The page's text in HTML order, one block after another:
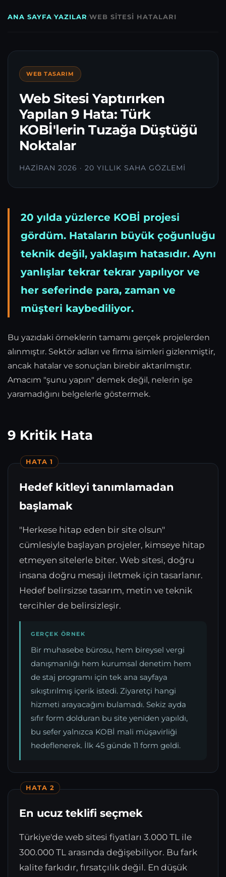
ANA SAYFA/YAZILAR/WEB SITESI HATALARI
WEB TASARIM
Web Sitesi Yaptırırken
Yapılan 9 Hata: Türk
KOBİ'lerin Tuzağa Düştüğü
Noktalar
HAZIRAN 2026 · 20 YILLIK SAHA GÖZLEMI
20 yılda yüzlerce KOBİ projesi
gördüm. Hataların büyük çoğunluğu
teknik değil, yaklaşım hatasıdır. Aynı
yanlışlar tekrar tekrar yapılıyor ve
her seferinde para, zaman ve
müşteri kaybediliyor.
Bu yazıdaki örneklerin tamamı gerçek projelerden
alınmıştır. Sektör adları ve firma isimleri gizlenmiştir,
ancak hatalar ve sonuçları birebir aktarılmıştır.
Amacım "şunu yapın" demek değil, nelerin işe
yaramadığını belgelerle göstermek.
9 Kritik Hata
HATA 1
Hedef kitleyi tanımlamadan
başlamak
"Herkese hitap eden bir site olsun"
cümlesiyle başlayan projeler, kimseye hitap
etmeyen sitelerle biter. Web sitesi, doğru
insana doğru mesajı iletmek için tasarlanır.
Hedef belirsizse tasarım, metin ve teknik
tercihler de belirsizleşir.
GERÇEK ÖRNEK
Bir muhasebe bürosu, hem bireysel vergi
danışmanlığı hem kurumsal denetim hem
de staj programı için tek ana sayfaya
sıkıştırılmış içerik istedi. Ziyaretçi hangi
hizmeti arayacağını bulamadı. Sekiz ayda
sıfır form dolduran bu site yeniden yapıldı,
bu sefer yalnızca KOBİ mali müşavirliği
hedeflenerek. İlk 45 günde 11 form geldi.
HATA 2
En ucuz teklifi seçmek
Türkiye'de web sitesi fiyatları 3.000 TL ile
300.000 TL arasında değişebiliyor. Bu fark
kalite farkıdır, fırsatçılık değil. En düşük